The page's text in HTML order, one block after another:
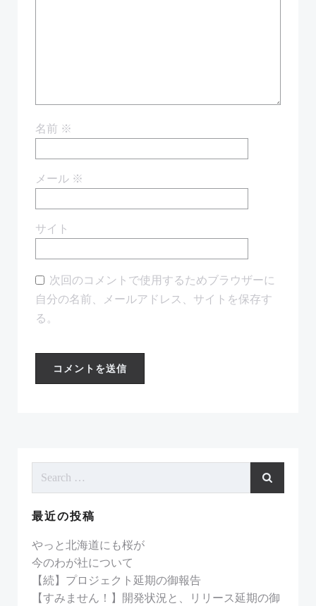
名前 ※
メール ※
サイト
次回のコメントで使用するためブラウザーに
自分の名前、メールアドレス、サイトを保存す
る。
Search
最近の投稿
やっと北海道にも桜が
今のわが社について
【続】プロジェクト延期の御報告
【すみません！】開発状況と、リリース延期の御